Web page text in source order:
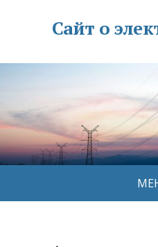
Сайт о